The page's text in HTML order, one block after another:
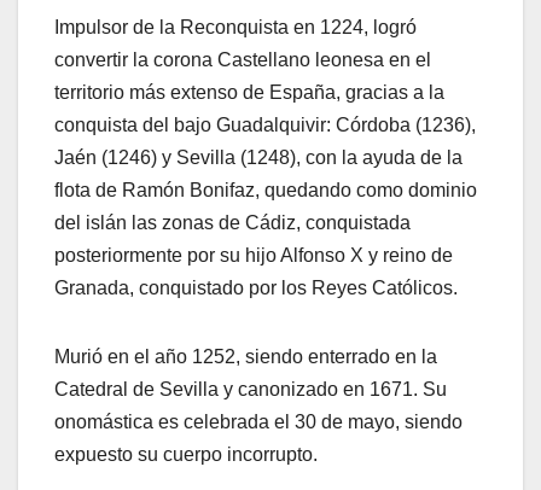
Impulsor de la Reconquista en 1224, logró
convertir la corona Castellano leonesa en el
territorio más extenso de España, gracias a la
conquista del bajo Guadalquivir: Córdoba (1236),
Jaén (1246) y Sevilla (1248), con la ayuda de la
flota de Ramón Bonifaz, quedando como dominio
del islán las zonas de Cádiz, conquistada
posteriormente por su hijo Alfonso X y reino de
Granada, conquistado por los Reyes Católicos.
Murió en el año 1252, siendo enterrado en la
Catedral de Sevilla y canonizado en 1671. Su
onomástica es celebrada el 30 de mayo, siendo
expuesto su cuerpo incorrupto.